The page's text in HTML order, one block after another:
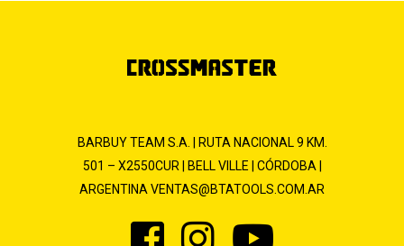
BARBUY TEAM S.A. | RUTA NACIONAL 9 KM.
501 – X2550CUR | BELL VILLE | CÓRDOBA |
ARGENTINA VENTAS@BTATOOLS.COM.AR